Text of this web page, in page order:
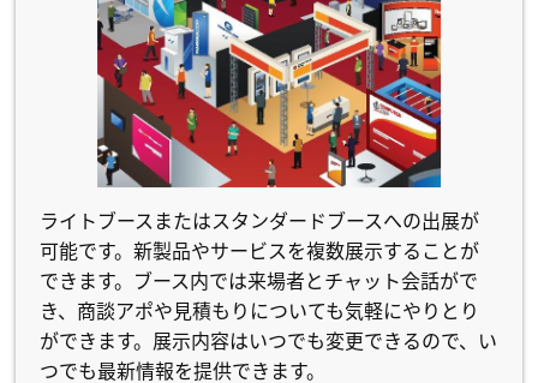
ライトブースまたはスタンダードブースへの出展が
可能です。新製品やサービスを複数展示することが
できます。ブース内では来場者とチャット会話がで
き、商談アポや見積もりについても気軽にやりとり
ができます。展示内容はいつでも変更できるので、い
つでも最新情報を提供できます。